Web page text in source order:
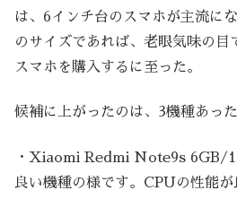
は、6インチ台のスマホが主流に
のサイズであれば、老眼気味の目
スマホを購入するに至った。
候補に上がったのは、3機種あった
・Xiaomi Redmi Note9s 6GB/
良い機種の様です。CPUの性能が